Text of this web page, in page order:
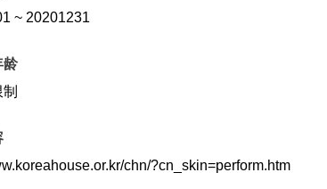
~ 20201231
龄
chn/?cn_skin=perform.htm